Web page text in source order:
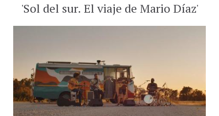
'Sol del sur. El viaje de Mario Díaz'